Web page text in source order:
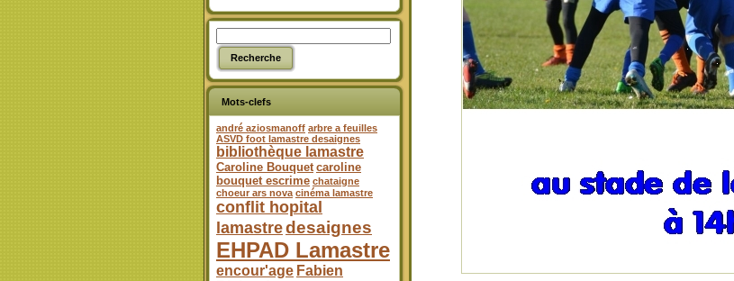
Mots-clefs
andré aziosmanoff arbre a feuilles
ASVD foot lamastre desaignes
bibliothèque lamastre
Caroline Bouquet caroline
bouquet escrime chataigne
choeur ars nova cinéma lamastre
conflit hopital
lamastredesaignes
EHPAD Lamastre
encour'age Fabien